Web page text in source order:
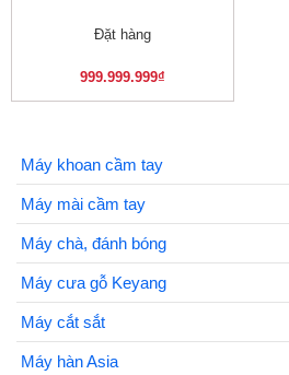
Đặt hàng
999.999.999₫
Máy khoan cầm tay
Máy mài cầm tay
Máy chà, đánh bóng
Máy cưa gỗ Keyang
Máy cắt sắt
Máy hàn Asia